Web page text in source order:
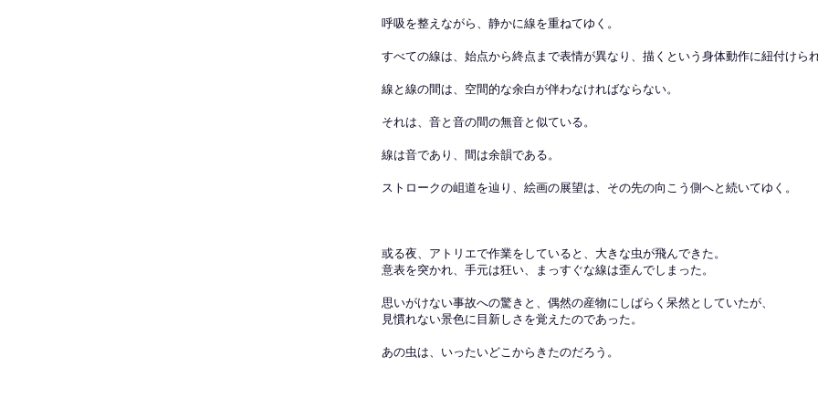
呼吸を整えながら、静かに線を重ねてゆく。
すべての線は、始点から終点まで表情が異なり、描くという身体動作に紐付けら
線と線の間は、空間的な余白が伴わなければならない。
それは、音と音の間の無音と似ている。
線は音であり、間は余韻である。
ストロークの岨道を辿り、絵画の展望は、その先の向こう側へと続いてゆく。
或る夜、アトリエで作業をしていると、大きな虫が飛んできた。
意表を突かれ、手元は狂い、まっすぐな線は歪んでしまった。
思いがけない事故への驚きと、偶然の産物にしばらく呆然としていたが、
見慣れない景色に目新しさを覚えたのであった。
あの虫は、いったいどこからきたのだろう。